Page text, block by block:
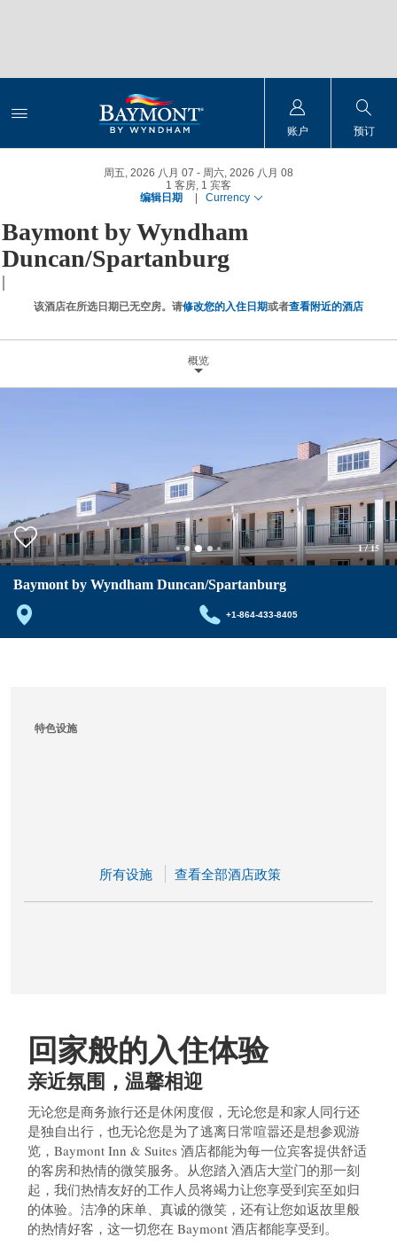
账户 预订
周五, 2026 八月 07
周六, 2026 八月 08
1 客房, 1 宾客
编辑日期
Currency
Baymont by Wyndham
Duncan/Spartanburg
|
该酒店在所选日期已无空房。请修改您的入住日期或者查看附近的酒店
概览
1/15
Baymont by Wyndham Duncan/Spartanburg
+1-864-433-8405
特色设施
所有设施 查看全部酒店政策
回家般的入住体验
亲近氛围，温馨相迎
无论您是商务旅行还是休闲度假，无论您是和家人同行还
是独自出行，也无论您是为了逃离日常喧嚣还是想参观游
览，Baymont Inn & Suites 酒店都能为每一位宾客提供舒适
的客房和热情的微笑服务。从您踏入酒店大堂门的那一刻
起，我们热情友好的工作人员将竭力让您享受到宾至如归
的体验。洁净的床单、真诚的微笑，还有让您如返故里般
的热情好客，这一切您在 Baymont 酒店都能享受到。